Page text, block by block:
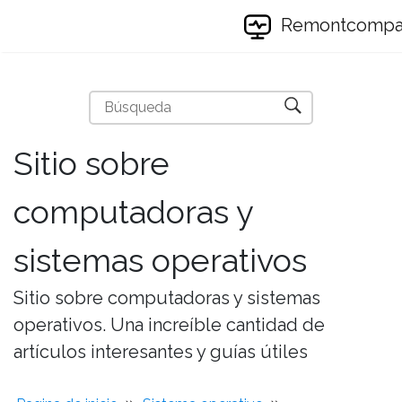
Sitio sobre
computadoras y
sistemas operativos
Sitio sobre computadoras y sistemas
operativos. Una increíble cantidad de
artículos interesantes y guías útiles